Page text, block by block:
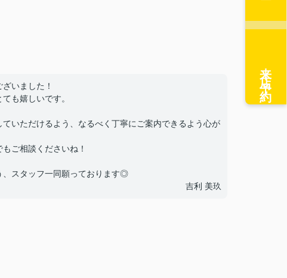
いました！
も嬉しいです。
いただけるよう、なるべく丁寧にご案内できるよう心が
ご相談くださいね！
、スタッフ一同願っております◎
吉利 美玖
来店予約